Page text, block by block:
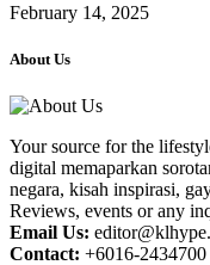
February 14, 2025
About Us
Your source for the
digital memaparkan
negara, kisah inspirasi,
Reviews, events or any
Email Us:
Contact: +6016-2434700